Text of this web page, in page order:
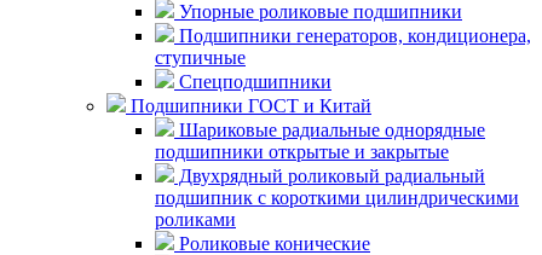
Упорные роликовые подшипники
Подшипники генераторов, кондиционера,
ступичные
Спецподшипники
Подшипники ГОСТ и Китай
Шариковые радиальные однорядные
подшипники открытые и закрытые
Двухрядный роликовый радиальный
подшипник с короткими цилиндрическими
роликами
Роликовые конические